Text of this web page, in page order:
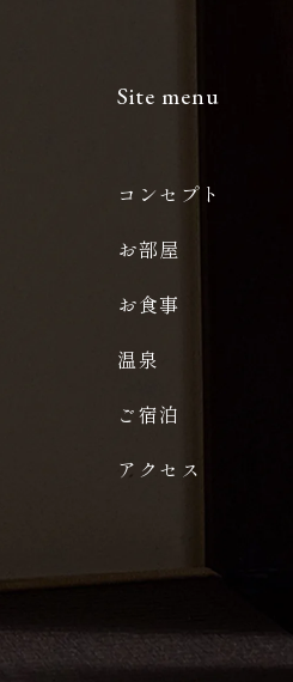
Site menu
コンセプト
お部屋
お食事
温泉
ご宿泊
アクセス